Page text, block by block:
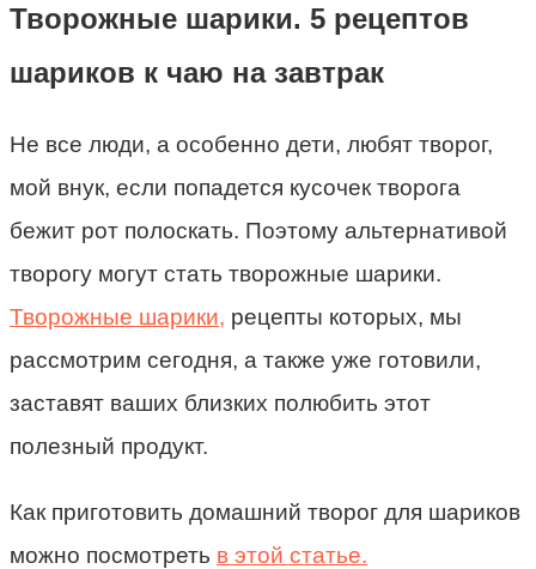
Творожные шарики. 5 рецептов
шариков к чаю на завтрак
Не все люди, а особенно дети, любят творог,
мой внук, если попадется кусочек творога
бежит рот полоскать. Поэтому альтернативой
творогу могут стать творожные шарики.
Творожные шарики, рецепты которых, мы
рассмотрим сегодня, а также уже готовили,
заставят ваших близких полюбить этот
полезный продукт.
Как приготовить домашний творог для шариков
можно посмотреть в этой статье.